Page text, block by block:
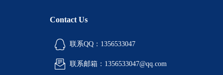
Contact Us
联系QQ：1356533047
联系邮箱：1356533047@qq.com